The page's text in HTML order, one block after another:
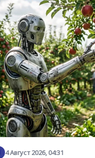
4 Август 2026, 04:31